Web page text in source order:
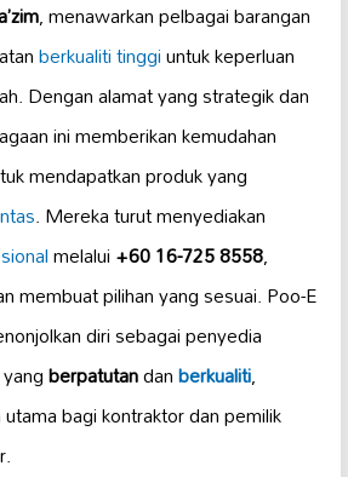
, menawarkan pelbagai barangan
berkualiti tinggiuntuk keperluan
Dengan alamat yang strategik dan
ini memberikan kemudahan
mendapatkan produk yang
. Mereka turut menyediakan
melalui+60 16-725 8558,
membuat pilihan yang sesuai. Poo-E
diri sebagai penyedia
yangberpatutandanberkualiti,
bagi kontraktor dan pemilik